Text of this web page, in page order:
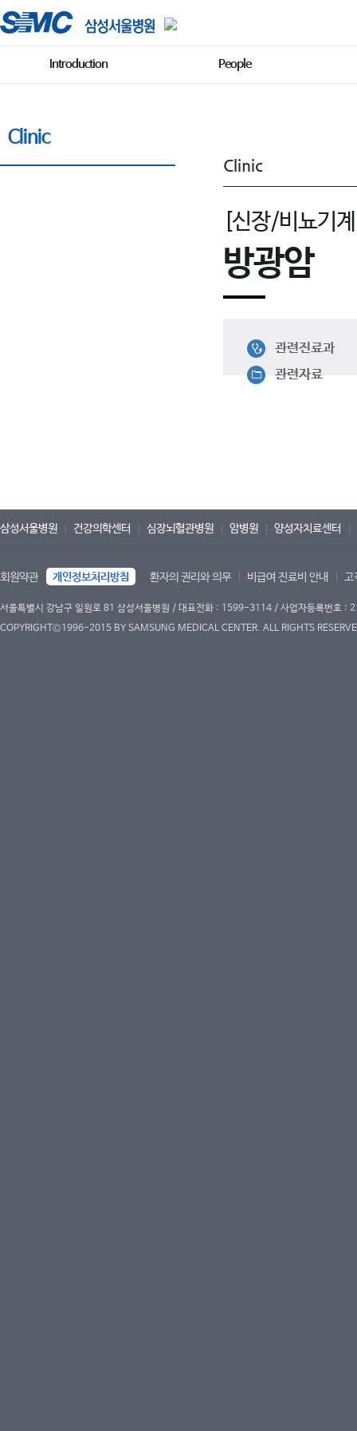
Introduction People
Clinic
Clinic
[신장/비뇨기
방광암
관련진료과
관련자료
삼성서울병원 건강의학센터 심장뇌혈관병원 암병원 양성자치료센터
회원약관 개인정보처리방침 환자의 권리와 의무 비급여 진료비 안내 고
서울특별시 강남구 일원로 81 삼성서울병원 / 대표전화 : 1599-3114 / 사업자등록번호
COPYRIGHT©1996-2015 BY SAMSUNG MEDICAL CENTER. ALL RIGHTS